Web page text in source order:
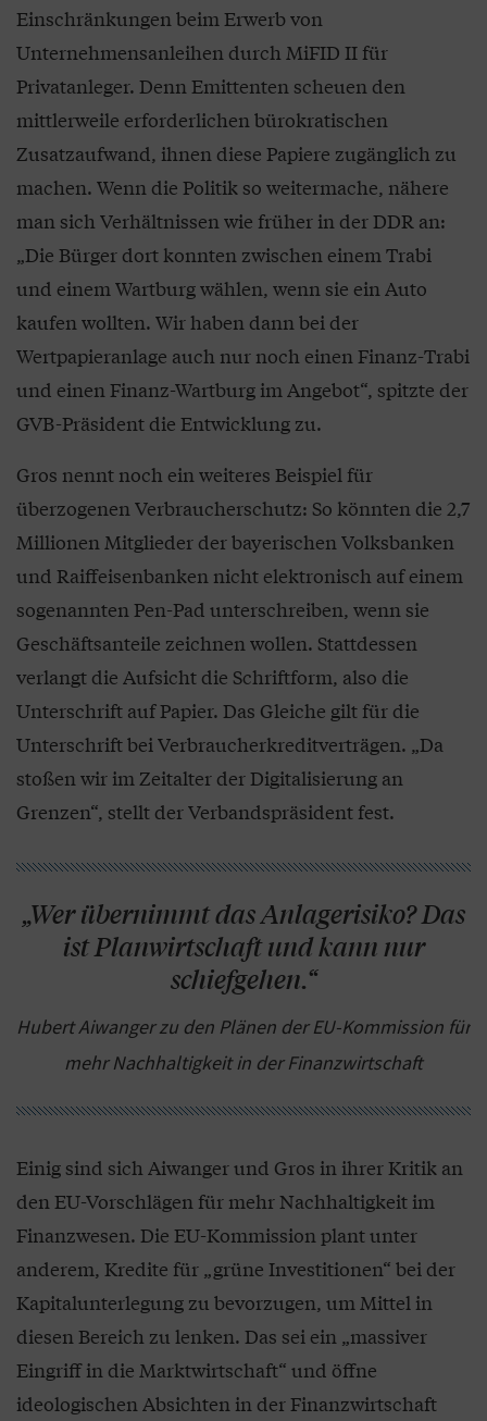
Einschränkungen beim Erwerb von
Unternehmensanleihen durch MiFID II für
Privatanleger. Denn Emittenten scheuen den
mittlerweile erforderlichen bürokratischen
Zusatzaufwand, ihnen diese Papiere zugänglich zu
machen. Wenn die Politik so weitermache, nähere
man sich Verhältnissen wie früher in der DDR an:
„Die Bürger dort konnten zwischen einem Trabi
und einem Wartburg wählen, wenn sie ein Auto
kaufen wollten. Wir haben dann bei der
Wertpapieranlage auch nur noch einen Finanz-Trabi
und einen Finanz-Wartburg im Angebot“, spitzte der
GVB-Präsident die Entwicklung zu.
Gros nennt noch ein weiteres Beispiel für
überzogenen Verbraucherschutz: So könnten die 2,7
Millionen Mitglieder der bayerischen Volksbanken
und Raiffeisenbanken nicht elektronisch auf einem
sogenannten Pen-Pad unterschreiben, wenn sie
Geschäftsanteile zeichnen wollen. Stattdessen
verlangt die Aufsicht die Schriftform, also die
Unterschrift auf Papier. Das Gleiche gilt für die
Unterschrift bei Verbraucherkreditverträgen. „Da
stoßen wir im Zeitalter der Digitalisierung an
Grenzen“, stellt der Verbandspräsident fest.
„Wer übernimmt das Anlagerisiko? Das
ist Planwirtschaft und kann nur
schiefgehen.“
Hubert Aiwanger zu den Plänen der EU-Kommission für
mehr Nachhaltigkeit in der Finanzwirtschaft
Einig sind sich Aiwanger und Gros in ihrer Kritik an
den EU-Vorschlägen für mehr Nachhaltigkeit im
Finanzwesen. Die EU-Kommission plant unter
anderem, Kredite für „grüne Investitionen“ bei der
Kapitalunterlegung zu bevorzugen, um Mittel in
diesen Bereich zu lenken. Das sei ein „massiver
Eingriff in die Marktwirtschaft“ und öffne
ideologischen Absichten in der Finanzwirtschaft